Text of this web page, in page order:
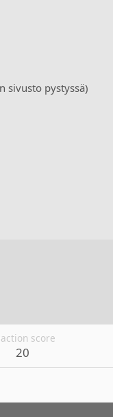
sivusto pystyssä)
score
20